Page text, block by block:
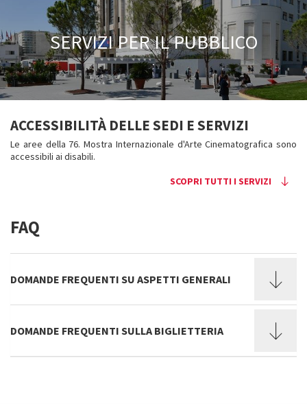
SERVIZI PER IL PUBBLICO
.
ACCESSIBILITÀ DELLE SEDI E SERVIZI
Le aree della 76. Mostra Internazionale d'Arte Cinematografica sono
accessibili ai disabili.
SCOPRI TUTTI I SERVIZI
FAQ
DOMANDE FREQUENTI SU ASPETTI GENERALI
DOMANDE FREQUENTI SULLA BIGLIETTERIA